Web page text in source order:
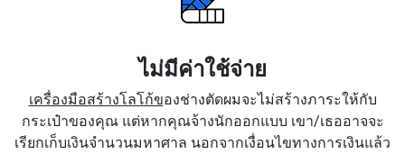
ไม่มีค่าใช้จ่าย
เครื่องมือสร้างโลโก้ของช่างตัดผมจะไม่สร้างภาระให้กับ
กระเป๋าของคุณ แต่หากคุณจ้างนักออกแบบ เขา/เธออาจจะ
เรียกเก็บเงินจำนวนมหาศาล นอกจากเงื่อนไขทางการเงินแล้ว